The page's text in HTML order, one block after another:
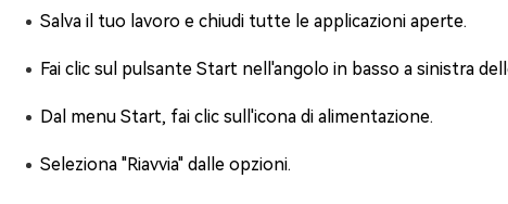
Salva il tuo lavoro e chiudi tutte le applicazioni aperte.
Fai clic sul pulsante Start nell'angolo in basso a sinistra
Dal menu Start, fai clic sull'icona di alimentazione.
Seleziona "Riavvia" dalle opzioni.